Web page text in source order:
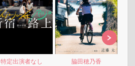
特定出演者なし 脇田穂乃香